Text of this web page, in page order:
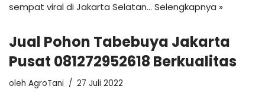
sempat viral di Jakarta Selatan… Selengkapnya »
Jual Pohon Tabebuya Jakarta
Pusat 081272952618 Berkualitas
oleh AgroTani 27 Juli 2022